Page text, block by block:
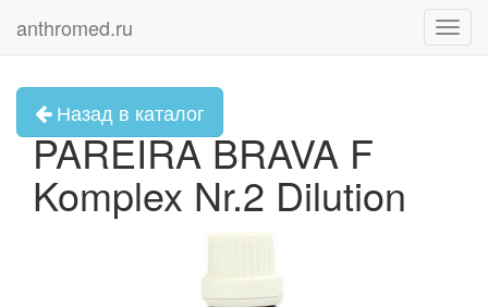
anthromed.ru
Назад в каталог
PAREIRA BRAVA F
Komplex Nr.2 Dilution